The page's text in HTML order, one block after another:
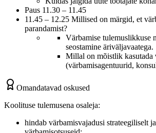
Paus 11.30 – 11.45
11.45 – 12.25 Millised on märgid, et
parandamist?
Värbamise tulemuslikkuse
seostamine äriväljavaatega.
Millal on mõistlik kasutada
(värbamisagentuurid,
Omandatavad oskused
Koolituse tulemusena osaleja:
hindab värbamisvajadusi strateegiliselt